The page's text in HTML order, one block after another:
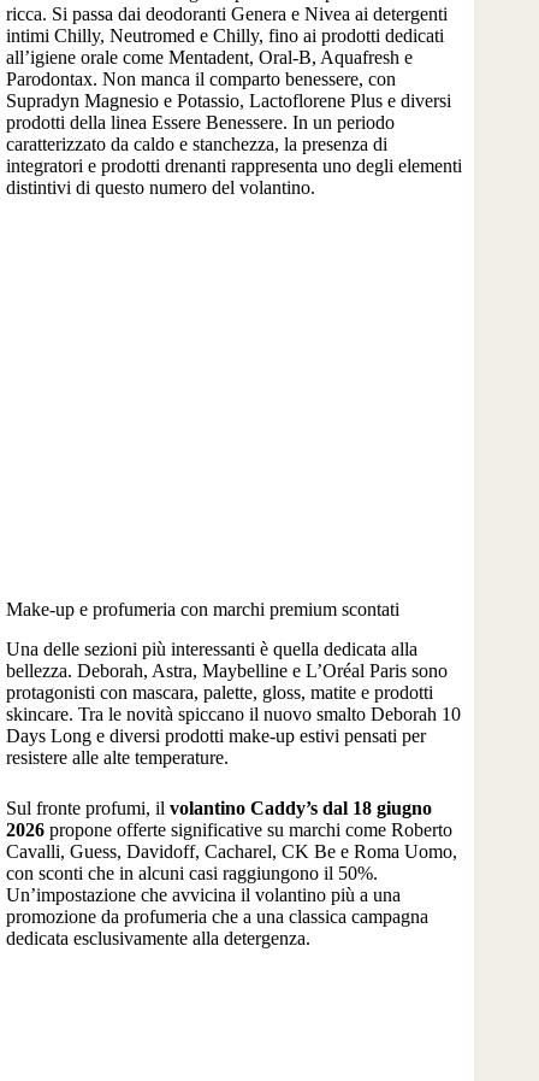
ricca. Si passa dai deodoranti Genera e Nivea ai detergenti
intimi Chilly, Neutromed e Chilly, fino ai prodotti dedicati
all’igiene orale come Mentadent, Oral-B, Aquafresh e
Parodontax. Non manca il comparto benessere, con
Supradyn Magnesio e Potassio, Lactoflorene Plus e diversi
prodotti della linea Essere Benessere. In un periodo
caratterizzato da caldo e stanchezza, la presenza di
integratori e prodotti drenanti rappresenta uno degli elementi
distintivi di questo numero del volantino.
Make-up e profumeria con marchi premium scontati
Una delle sezioni più interessanti è quella dedicata alla
bellezza. Deborah, Astra, Maybelline e L’Oréal Paris sono
protagonisti con mascara, palette, gloss, matite e prodotti
skincare. Tra le novità spiccano il nuovo smalto Deborah 10
Days Long e diversi prodotti make-up estivi pensati per
resistere alle alte temperature.
Sul fronte profumi, il volantino Caddy’s dal 18 giugno
2026 propone offerte significative su marchi come Roberto
Cavalli, Guess, Davidoff, Cacharel, CK Be e Roma Uomo,
con sconti che in alcuni casi raggiungono il 50%.
Un’impostazione che avvicina il volantino più a una
promozione da profumeria che a una classica campagna
dedicata esclusivamente alla detergenza.